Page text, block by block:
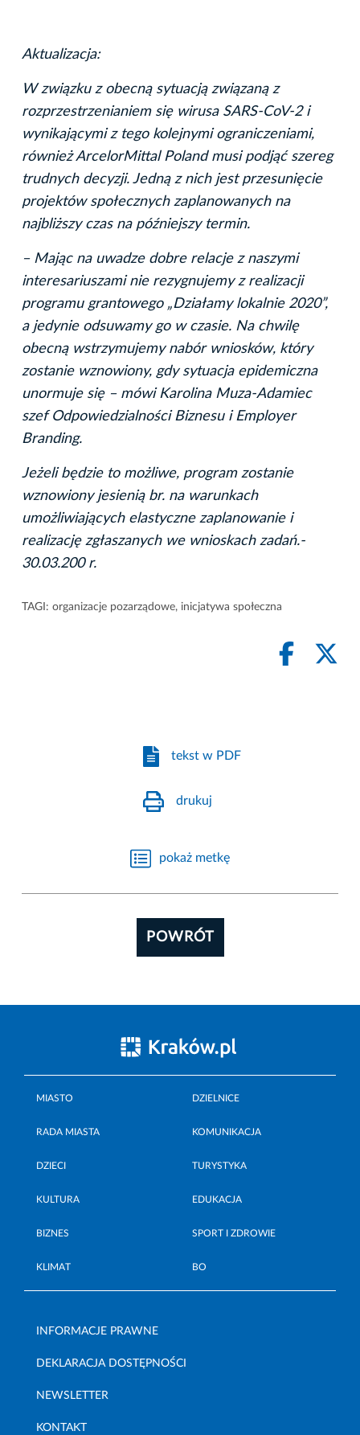
Aktualizacja:
W związku z obecną sytuacją związaną z
rozprzestrzenianiem się wirusa SARS-CoV-2 i
wynikającymi z tego kolejnymi ograniczeniami,
również ArcelorMittal Poland musi podjąć szereg
trudnych decyzji. Jedną z nich jest przesunięcie
projektów społecznych zaplanowanych na
najbliższy czas na późniejszy termin.
– Mając na uwadze dobre relacje z naszymi
interesariuszami nie rezygnujemy z realizacji
programu grantowego „Działamy lokalnie 2020”,
a jedynie odsuwamy go w czasie. Na chwilę
obecną wstrzymujemy nabór wniosków, który
zostanie wznowiony, gdy sytuacja epidemiczna
unormuje się – mówi Karolina Muza-Adamiec
szef Odpowiedzialności Biznesu i Employer
Branding.
Jeżeli będzie to możliwe, program zostanie
wznowiony jesienią br. na warunkach
umożliwiających elastyczne zaplanowanie i
realizację zgłaszanych we wnioskach zadań.-
30.03.200 r.
TAGI: organizacje pozarządowe, inicjatywa społeczna
tekst w PDF
drukuj
pokaż metkę
POWRÓT
MIASTO DZIELNICE
RADA MIASTA KOMUNIKACJA
DZIECI TURYSTYKA
KULTURA EDUKACJA
BIZNES SPORT I ZDROWIE
KLIMAT BO
INFORMACJE PRAWNE
DEKLARACJA DOSTĘPNOŚCI
NEWSLETTER
KONTAKT